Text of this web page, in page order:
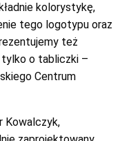
kolorystykę,
tego logotypu oraz
też
tylko o tabliczki –
Centrum
Kowalczyk,